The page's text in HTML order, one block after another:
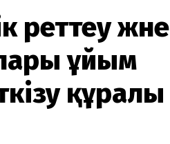
және
ұйым
құралы